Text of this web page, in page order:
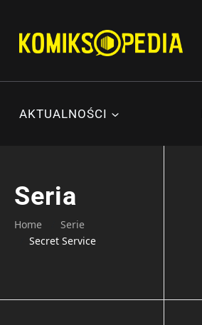
treści
AKTUALNOŚCI
Seria
Home
Serie
Secret Service